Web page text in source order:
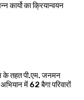
कार्यो का क्रियान्वयन
के तहत पी.एम. जनमन
में 62 बैगा परिवारों